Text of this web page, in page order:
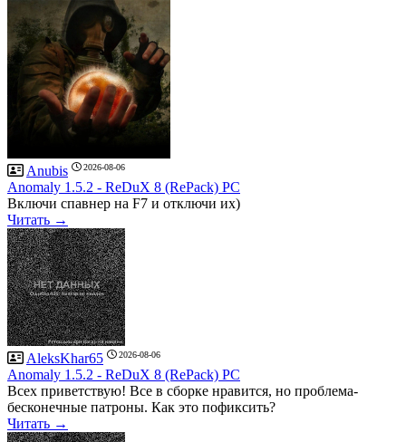
Anubis 2026-08-06
Anomaly 1.5.2 - ReDuX 8 (RePack) PC
Включи спавнер на F7 и отключи их)
Читать →
AleksKhar65 2026-08-06
Anomaly 1.5.2 - ReDuX 8 (RePack) PC
Всех приветствую! Все в сборке нравится, но проблема-
бесконечные патроны. Как это пофиксить?
Читать →